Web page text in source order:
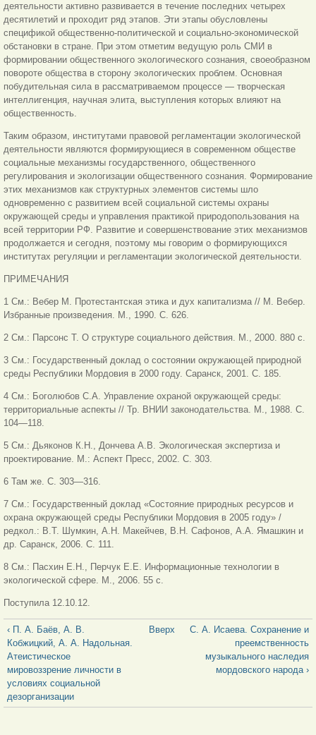
деятельности активно развивается в течение последних четырех
десятилетий и проходит ряд этапов. Эти этапы обусловлены
спецификой общественно-политической и социально-экономической
обстановки в стране. При этом отметим ведущую роль СМИ в
формировании общественного экологического сознания, своеобразном
повороте общества в сторону экологических проблем. Основная
побудительная сила в рассматриваемом процессе — творческая
интеллигенция, научная элита, выступления которых влияют на
общественность.
Таким образом, институтами правовой регламентации экологической
деятельности являются формирующиеся в современном обществе
социальные механизмы государственного, общественного
регулирования и экологизации общественного сознания. Формирование
этих механизмов как структурных элементов системы шло
одновременно с развитием всей социальной системы охраны
окружающей среды и управления практикой природопользования на
всей территории РФ. Развитие и совершенствование этих механизмов
продолжается и сегодня, поэтому мы говорим о формирующихся
институтах регуляции и регламентации экологической деятельности.
ПРИМЕЧАНИЯ
1 См.: Вебер М. Протестантская этика и дух капитализма // М. Вебер.
Избранные произведения. М., 1990. С. 626.
2 См.: Парсонс Т. О структуре социального действия. М., 2000. 880 с.
3 См.: Государственный доклад о состоянии окружающей природной
среды Республики Мордовия в 2000 году. Саранск, 2001. С. 185.
4 См.: Боголюбов С.А. Управление охраной окружающей среды:
территориальные аспекты // Тр. ВНИИ законодательства. М., 1988. С.
104—118.
5 См.: Дьяконов К.Н., Дончева А.В. Экологическая экспертиза и
проектирование. М.: Аспект Пресс, 2002. С. 303.
6 Там же. С. 303—316.
7 См.: Государственный доклад «Состояние природных ресурсов и
охрана окружающей среды Республики Мордовия в 2005 году» /
редкол.: В.Т. Шумкин, А.Н. Макейчев, В.Н. Сафонов, А.А. Ямашкин и
др. Саранск, 2006. С. 111.
8 См.: Пасхин Е.Н., Перчук Е.Е. Информационные технологии в
экологической сфере. М., 2006. 55 с.
Поступила 12.10.12.
‹ П. А. Баёв, А. В.
Кобжицкий, А. А. Надольная.
Атеистическое
мировоззрение личности в
условиях социальной
дезорганизации
Вверх
С. А. Исаева. Сохранение и
преемственность
музыкального наследия
мордовского народа ›